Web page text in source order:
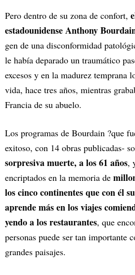
Pero dentro de su zona de confort,
estadounidense Anthony
gen de una disconformidad
le había deparado un traumático
excesos y en la madurez temprana
vida, hace tres años, mientras
Francia de su abuelo.
Los programas de Bourdain ?que
exitoso, con 14 obras publicadas-
sorpresiva muerte, a los 61 años,
encriptados en la memoria de
los cinco continentes que con él
aprende más en los viajes
yendo a los restaurantes, que
personas puede ser tan importante
grandes paisajes.